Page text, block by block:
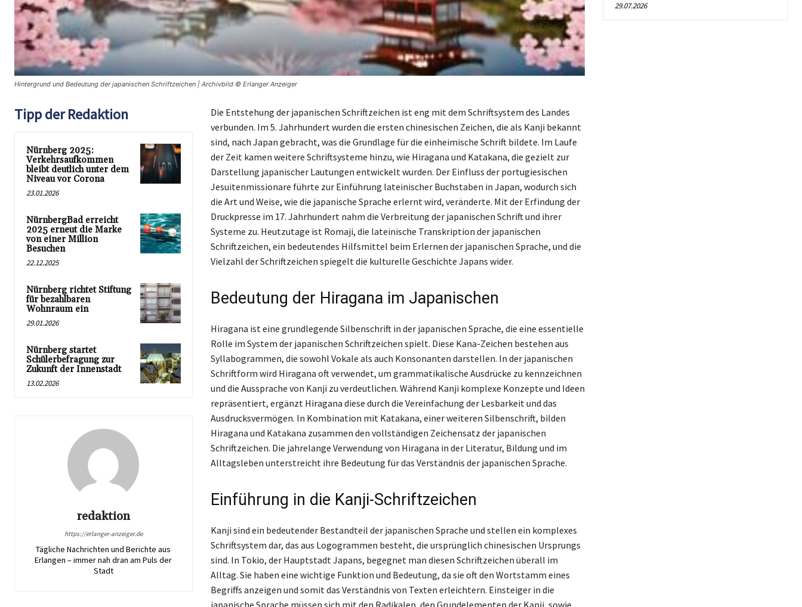
Hintergrund und Bedeutung der japanischen Schriftzeichen | Archivbild © Erlanger Anzeiger
Tipp der Redaktion
Nürnberg 2025:
Verkehrsaufkommen
bleibt deutlich unter dem
Niveau vor Corona
23.01.2026
NürnbergBad erreicht
2025 erneut die Marke
von einer Million
Besuchen
22.12.2025
Nürnberg richtet Stiftung
für bezahlbaren
Wohnraum ein
29.01.2026
Nürnberg startet
Schülerbefragung zur
Zukunft der Innenstadt
13.02.2026
redaktion
https://erlanger-anzeiger.de
Tägliche Nachrichten und Berichte aus
Erlangen – immer nah dran am Puls der
Stadt
Die Entstehung der japanischen Schriftzeichen ist eng mit dem Schriftsystem des Landes
verbunden. Im 5. Jahrhundert wurden die ersten chinesischen Zeichen, die als Kanji bekannt
sind, nach Japan gebracht, was die Grundlage für die einheimische Schrift bildete. Im Laufe
der Zeit kamen weitere Schriftsysteme hinzu, wie Hiragana und Katakana, die gezielt zur
Darstellung japanischer Lautungen entwickelt wurden. Der Einfluss der portugiesischen
Jesuitenmissionare führte zur Einführung lateinischer Buchstaben in Japan, wodurch sich
die Art und Weise, wie die japanische Sprache erlernt wird, veränderte. Mit der Erfindung der
Druckpresse im 17. Jahrhundert nahm die Verbreitung der japanischen Schrift und ihrer
Systeme zu. Heutzutage ist Romaji, die lateinische Transkription der japanischen
Schriftzeichen, ein bedeutendes Hilfsmittel beim Erlernen der japanischen Sprache, und die
Vielzahl der Schriftzeichen spiegelt die kulturelle Geschichte Japans wider.
Bedeutung der Hiragana im Japanischen
Hiragana ist eine grundlegende Silbenschrift in der japanischen Sprache, die eine essentielle
Rolle im System der japanischen Schriftzeichen spielt. Diese Kana-Zeichen bestehen aus
Syllabogrammen, die sowohl Vokale als auch Konsonanten darstellen. In der japanischen
Schriftform wird Hiragana oft verwendet, um grammatikalische Ausdrücke zu kennzeichnen
und die Aussprache von Kanji zu verdeutlichen. Während Kanji komplexe Konzepte und Ideen
repräsentiert, ergänzt Hiragana diese durch die Vereinfachung der Lesbarkeit und das
Ausdrucksvermögen. In Kombination mit Katakana, einer weiteren Silbenschrift, bilden
Hiragana und Katakana zusammen den vollständigen Zeichensatz der japanischen
Schriftzeichen. Die jahrelange Verwendung von Hiragana in der Literatur, Bildung und im
Alltagsleben unterstreicht ihre Bedeutung für das Verständnis der japanischen Sprache.
Einführung in die Kanji-Schriftzeichen
Kanji sind ein bedeutender Bestandteil der japanischen Sprache und stellen ein komplexes
Schriftsystem dar, das aus Logogrammen besteht, die ursprünglich chinesischen Ursprungs
sind. In Tokio, der Hauptstadt Japans, begegnet man diesen Schriftzeichen überall im
Alltag. Sie haben eine wichtige Funktion und Bedeutung, da sie oft den Wortstamm eines
Begriffs anzeigen und somit das Verständnis von Texten erleichtern. Einsteiger in die
japanische Sprache müssen sich mit den Radikalen, den Grundelementen der Kanji, sowie
29.07.2026